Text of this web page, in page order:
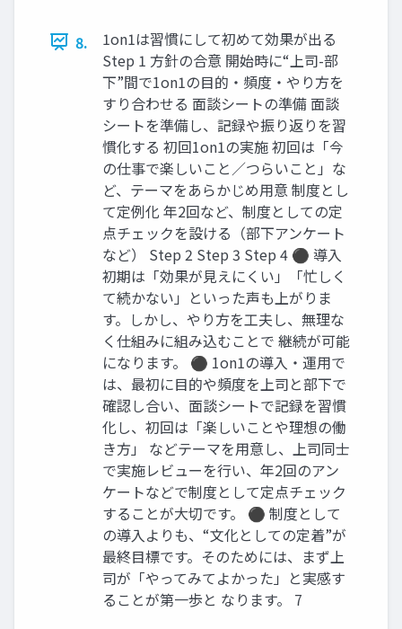
8.
1on1は習慣にして初めて効果が出る
Step 1 方針の合意 開始時に“上司-部
下”間で1on1の目的・頻度・やり方を
すり合わせる 面談シートの準備 面談
シートを準備し、記録や振り返りを習
慣化する 初回1on1の実施 初回は「今
の仕事で楽しいこと／つらいこと」な
ど、テーマをあらかじめ用意 制度とし
て定例化 年2回など、制度としての定
点チェックを設ける（部下アンケート
など） Step 2 Step 3 Step 4 ⚫ 導入
初期は「効果が見えにくい」「忙しく
て続かない」といった声も上がりま
す。しかし、やり方を工夫し、無理な
く仕組みに組み込むことで 継続が可能
になります。 ⚫ 1on1の導入・運用で
は、最初に目的や頻度を上司と部下で
確認し合い、面談シートで記録を習慣
化し、初回は「楽しいことや理想の働
き方」 などテーマを用意し、上司同士
で実施レビューを行い、年2回のアン
ケートなどで制度として定点チェック
することが大切です。 ⚫ 制度として
の導入よりも、“文化としての定着”が
最終目標です。そのためには、まず上
司が「やってみてよかった」と実感す
ることが第一歩と なります。 7